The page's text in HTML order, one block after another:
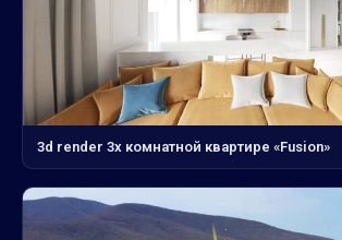
3d render 3х комнатной квартире «Fusion»